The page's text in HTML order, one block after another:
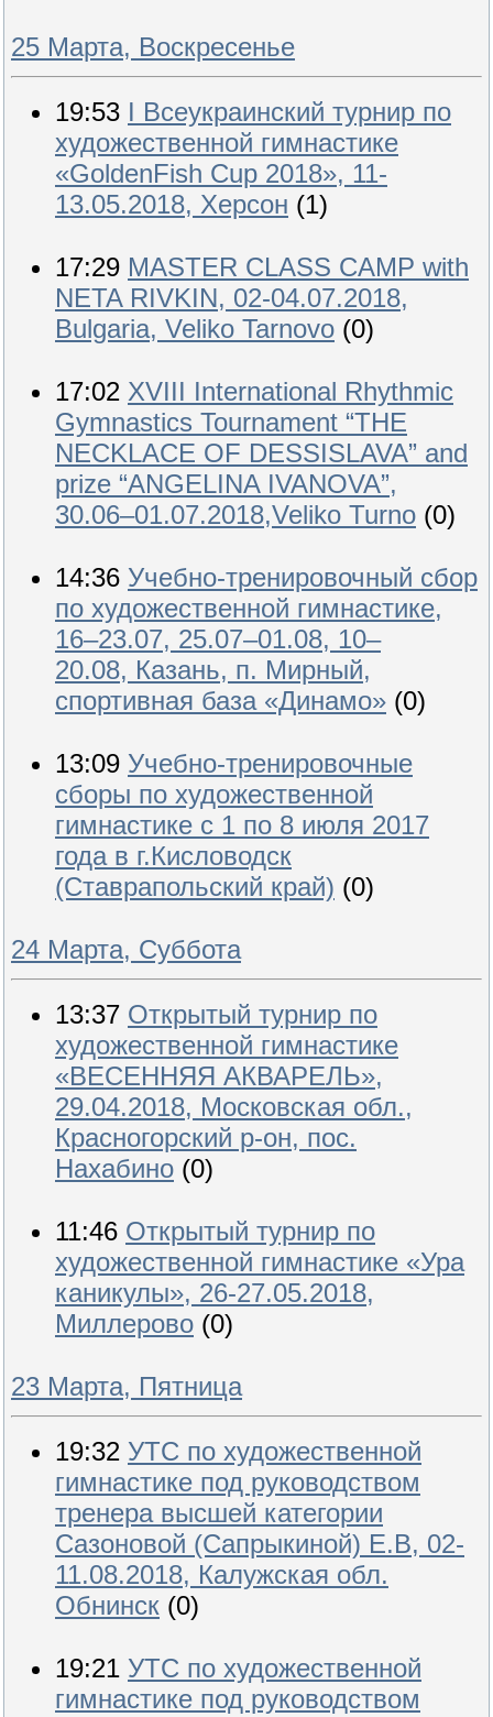
25 Марта, Воскресенье
19:53 I Всеукраинский турнир по
художественной гимнастике
«GoldenFish Cup 2018», 11-
13.05.2018, Херсон (1)
17:29 MASTER CLASS CAMP with
NETA RIVKIN, 02-04.07.2018,
Bulgaria, Veliko Tarnovo (0)
17:02 XVIII International Rhythmic
Gymnastics Tournament “THE
NECKLACE OF DESSISLAVA” and
prize “ANGELINA IVANOVA”,
30.06–01.07.2018,Veliko Turno (0)
14:36 Учебно-тренировочный сбор
по художественной гимнастике,
16–23.07, 25.07–01.08, 10–
20.08, Казань, п. Мирный,
спортивная база «Динамо» (0)
13:09 Учебно-тренировочные
сборы по художественной
гимнастике с 1 по 8 июля 2017
года в г.Кисловодск
(Ставрапольский край) (0)
24 Марта, Суббота
13:37 Открытый турнир по
художественной гимнастике
«ВЕСЕННЯЯ АКВАРЕЛЬ»,
29.04.2018, Московская обл.,
Красногорский р-он, пос.
Нахабино (0)
11:46 Открытый турнир по
художественной гимнастике «Ура
каникулы», 26-27.05.2018,
Миллерово (0)
23 Марта, Пятница
19:32 УТС по художественной
гимнастике под руководством
тренера высшей категории
Сазоновой (Сапрыкиной) Е.В, 02-
11.08.2018, Калужская обл.
Обнинск (0)
19:21 УТС по художественной
гимнастике под руководством